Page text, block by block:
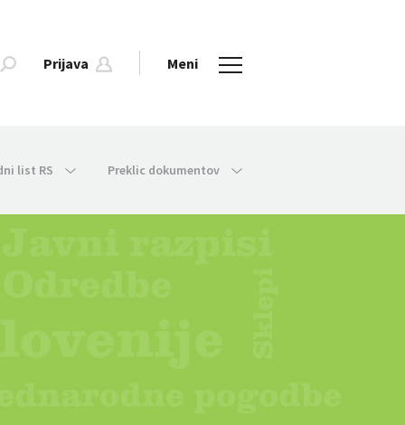
Prijava Meni
list RS Preklic dokumentov